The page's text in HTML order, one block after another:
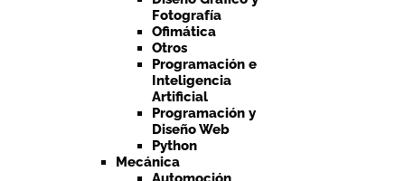
Fotografía
Ofimática
Otros
Programación e
Inteligencia
Artificial
Programación y
Diseño Web
Python
Mecánica